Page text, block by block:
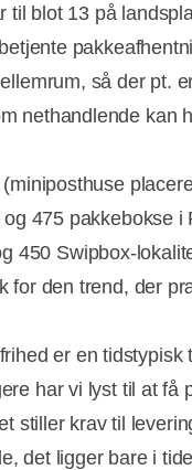
blot 13 på
så der pt.
nethandlende kan
475 pakkebokse i
450 Swipbox-
for den trend, der
er en tidstypisk
har vi lyst til at få
stiller krav til
det ligger bare i